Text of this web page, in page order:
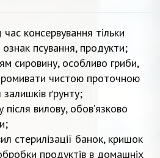
консервування тільки
ознак псування, продукти;
сировину, особливо гриби,
чистою проточною
ґрунту;
вилову, обов’язково
стерилізації банок, кришок
продуктів в домашніх